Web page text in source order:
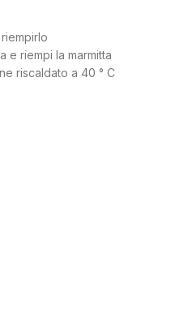
e riempi la marmitta
riscaldato a 40 ° C